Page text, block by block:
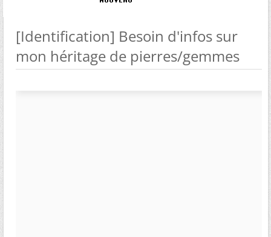
[Identification] Besoin d'infos sur
mon héritage de pierres/gemmes